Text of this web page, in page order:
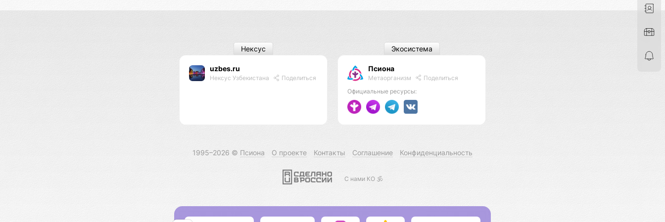
uzbes.ru
Нексус Узбекистана Поделиться
Нексус
Псиона
Метаорганизм
Поделиться
Официальные ресурсы:
Экосистема
1995–2026 © Псиона О проекте Контакты Соглашение Конфиденциальность
С нами КО 🕉️